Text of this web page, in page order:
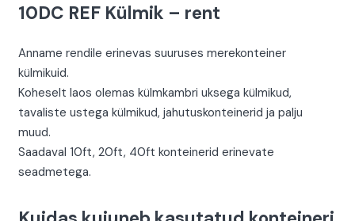
10DC REF Külmik – rent
Anname rendile erinevas suuruses merekonteiner
külmikuid.
Koheselt laos olemas külmkambri uksega külmikud,
tavaliste ustega külmikud, jahutuskonteinerid ja palju
muud.
Saadaval 10ft, 20ft, 40ft konteinerid erinevate
seadmetega.